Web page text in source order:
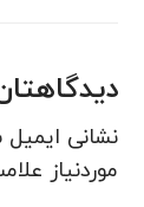
نشانی
موردنیاز